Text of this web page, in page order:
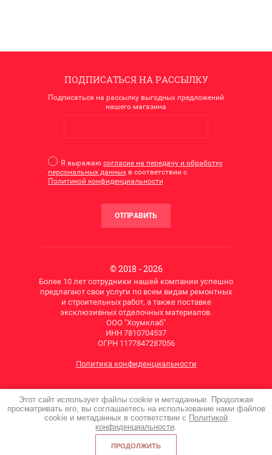
ПОДПИСАТЬСЯ НА РАССЫЛКУ
Подписаться на рассылку выгодных предложений
нашего магазина
Я выражаю согласие на передачу и обработку
персональных данныхв соответствии с
Политикой конфиденциальности
ОТПРАВИТЬ
© 2018 - 2026
Более 10 лет сотрудники нашей компании успешно
предлагают свои услуги по всем видам ремонтных
и строительных работ, а также поставке
эксклюзивных отделочных материалов.
ООО "Хоумклаб"
ИНН 7810704537
ОГРН 1177847287056
Политика конфиденциальности
Мегагрупп.ру
Этот сайт использует файлы cookie и метаданные. Продолжая
просматривать его, вы соглашаетесь на использование нами файлов
cookie и метаданных в соответствии с Политикой
конфиденциальности.
ПРОДОЛЖИТЬ